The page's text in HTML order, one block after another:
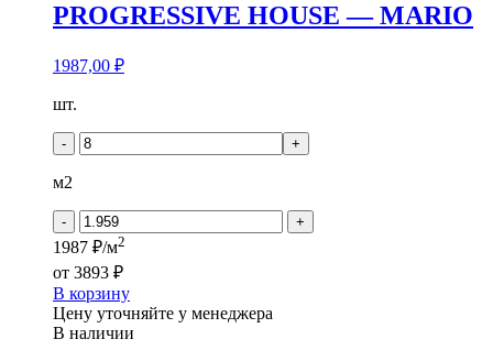
PROGRESSIVE HOUSE — MARIO
1987,00 ₽
Количество
PROGRESSIVE
-
шт.
- +
м2
- +
1987 ₽/м2
от 3893 ₽
В корзину
Цену уточняйте у менеджера
В наличии